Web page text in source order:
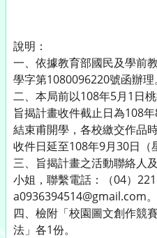
說明：
一、依據教育部國民及學前
學字第1080096220號函辦理。
二、本局前以108年5月1日
旨揭計畫收件截止日為108
結束甫開學，各校繳交作品
收件日延至108年9月30日（
三、旨揭計畫之活動聯絡人
小姐，聯繫電話：（04）
a0936394514@gmail.com。
四、檢附「校園圖文創作競
法」各1份。